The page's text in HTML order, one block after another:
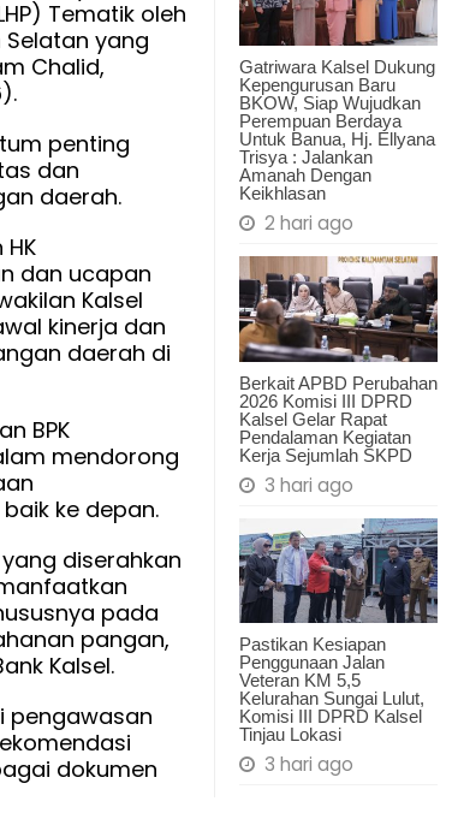
Gatriwara Kalsel Dukung
Kepengurusan Baru
BKOW, Siap Wujudkan
Perempuan Berdaya
Untuk Banua, Hj. Ellyana
Trisya : Jalankan
Amanah Dengan
Keikhlasan
2 hari ago
Berkait APBD Perubahan
2026 Komisi III DPRD
Kalsel Gelar Rapat
Pendalaman Kegiatan
Kerja Sejumlah SKPD
3 hari ago
Pastikan Kesiapan
Penggunaan Jalan
Veteran KM 5,5
Kelurahan Sungai Lulut,
Komisi III DPRD Kalsel
Tinjau Lokasi
3 hari ago
Tematik oleh
Selatan yang
Chalid,
penting
dan
daerah.
dan ucapan
Kalsel
kinerja dan
daerah di
BPK
mendorong
ke depan.
diserahkan
pada
pangan,
Kalsel.
pengawasan
dokumen